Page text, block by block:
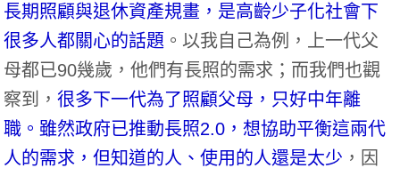
長期照顧與退休資產規畫，是高齡少子化社會下
很多人都關心的話題 。以我自己為例，上一代父
母都已90幾歲，他們有長照的需求；而我們也觀
察到，很多下一代為了照顧父母，只好中年離
職。雖然政府已推動長照2.0，想協助平衡這兩代
人的需求，但知道的人、使用的人還是太少 ，因